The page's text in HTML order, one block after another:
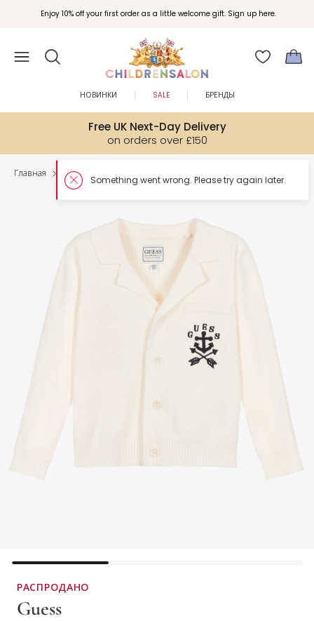
Enjoy 10% off your first order as a little welcome gift. Sign up here.
Free UK Next-Day Delivery
on orders over £150
НОВИНКИ SALE БРЕНДЫ
Главная Мальчики
РАСПРОДАНО
Guess
Something went